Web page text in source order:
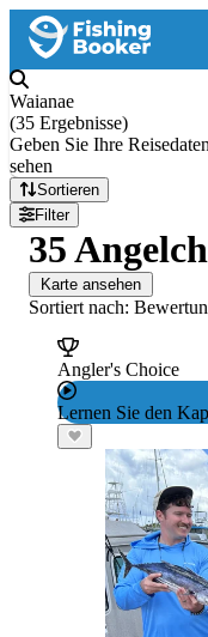
Waianae
(35 Ergebnisse)
Geben Sie Ihre
sehen
Sortieren
Filter
35
Karte ansehen
Sortiert nach:
Angler's Choice
Lernen Sie den